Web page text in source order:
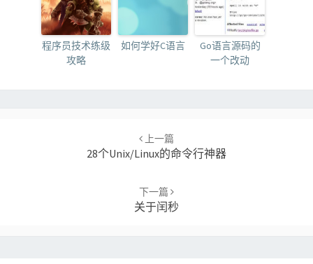
程序员技术练级
攻略
如何学好C语言
Go语言源码的
一个改动
上一篇
28个Unix/Linux的命令行神器
下一篇
关于闰秒